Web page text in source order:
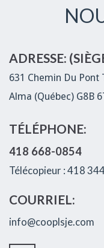
ADRESSE:
631 Chemin Du Pont
Alma (Québec) G8B
TÉLÉPHONE:
418 668-0854
Télécopieur : 418
COURRIEL:
info@cooplsje.com